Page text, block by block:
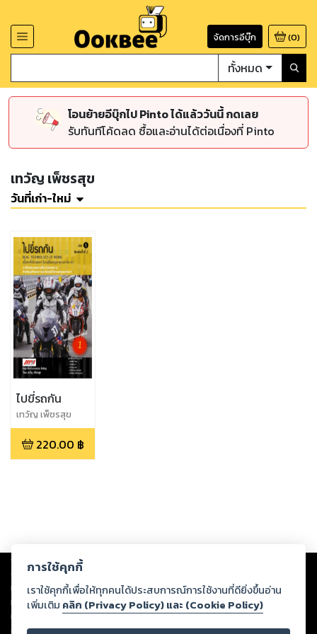
จัดการอีบุ๊ก (0)
ทั้งหมด
โอนย้ายอีบุ๊กไป Pinto ได้แล้ววันนี้ กดเลย
รับทันทีโค้ดลด ซื้อและอ่านได้ต่อเนื่องที่ Pinto
เทวัญ เพ็ชรสุข
วันที่เก่า-ใหม่
ไปขี่รถกัน
เทวัญ เพ็ชรสุข
220.00 ฿
Copyright © 2026
ต่อผลงานหรือเนื้อหาใดที่อัปโหลดผ่านเว็บไซต์และปรากฏว่าละเมิดสิทธิใน
ทรัพย์สินทางปัญญาของบุคคลอื่นหรือขัดต่อกฎหมายและศีลธรรม ดังนั้น ผู้อ่าน
ทุกท่านโปรดใช้วิจารณญาณในการกลั่นกรองด้วยตนเอง และหากท่านพบว่าส่วน
หนึ่งส่วนใดขัดต่อกฎหมายและศีลธรรม กรุณาแจ้งมายังบริษัท เพื่อทีมงานจะได้
ดำเนินการในทันที ทั้งนี้ ทางสตอรี่ล็อกขอสงวนลิขสิทธิ์ตามพระราชบัญญัติ
การใช้คุกกี้
เราใช้คุกกี้เพื่อให้ทุกคนได้ประสบการณ์การใช้งานที่ดียิ่งขึ้นอ่าน
เพิ่มเติม คลิก (Privacy Policy) และ (Cookie Policy)